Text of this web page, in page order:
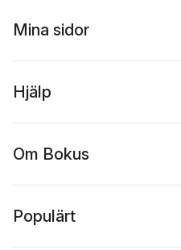
Mina sidor
Hjälp
Om Bokus
Populärt